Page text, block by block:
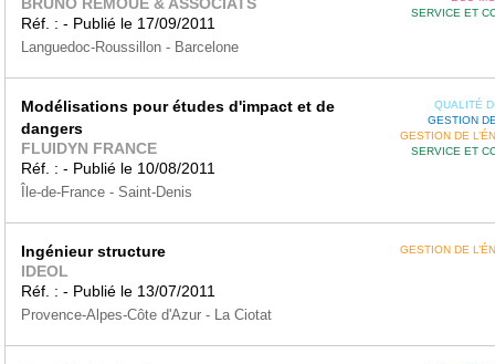
SERVICE ET
Réf. : - Publié le 17/09/2011
Languedoc-Roussillon - Barcelone
QUALITÉ
GESTION
GESTION DE
SERVICE ET
Modélisations pour études d'impact et de
dangers
FLUIDYN FRANCE
Réf. : - Publié le 10/08/2011
Île-de-France - Saint-Denis
GESTION DE
Ingénieur structure
IDEOL
Réf. : - Publié le 13/07/2011
Provence-Alpes-Côte d'Azur - La Ciotat